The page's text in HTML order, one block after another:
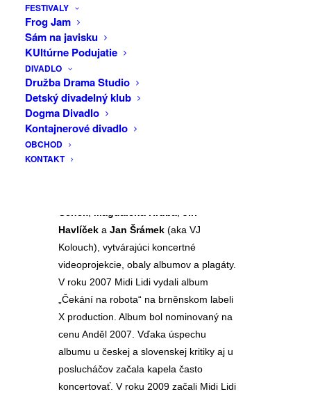
FESTIVALY
Frog Jam
Sám na javisku
KUltúrne Podujatie
DIVADLO
Družba Drama Studio
Detský divadelný klub
Dogma Divadlo
Kontajnerové divadlo
OBCHOD
KONTAKT
https://midilidi.bandcamp.com/album/heal-
the-world-kone-n
Elektropopová kapela
Krásný Stěhovák Gerard & Sexuální
nábytek v zložení
elektronika, klávesy),
(spev, elektronika, klávesy, saxofón),
Havlíček a Jan Šrámek (aka VJ
Kolouch), vytvárajúci koncertné
videoprojekcie, obaly albumov a plagáty.
V roku 2007 Midi Lidi vydali album
„Čekání na robota“ na brněnskom labeli
X production. Album bol nominovaný na
cenu Anděl 2007. Vďaka úspechu
albumu u českej a slovenskej kritiky aj u
poslucháčov začala kapela často
koncertovať. V roku 2009 začali Midi Lidi